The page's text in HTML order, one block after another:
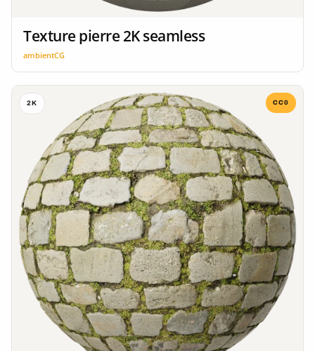
Texture pierre 2K seamless
ambientCG
2K CC0